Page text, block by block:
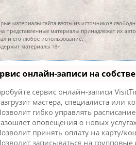
материалы сайта взяты из источников
представленные материалы принадлежат их
и его любое использование.
материалы 18+.
онлайн-записи на
сервис онлайн-записи
мастера, специалиста или
гибко управлять
оповещения о новых
принять оплату на карту/
записываться на